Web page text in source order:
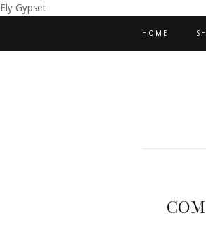
Ely Gypset
HOME